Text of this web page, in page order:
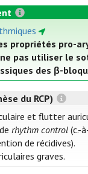
propriétés pro-
pas utiliser le
des β-
du RCP)
et flutter
rhythm control (c.-
de récidives).
graves.